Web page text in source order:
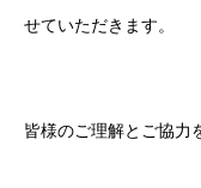
せていただきます。
皆様のご理解とご協力